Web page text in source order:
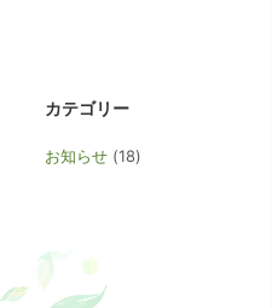
カテゴリー
お知らせ (18)